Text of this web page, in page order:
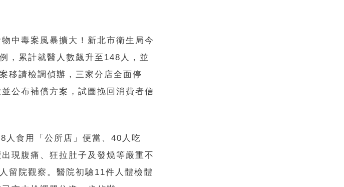
中毒案風暴擴大！新北市衛生局今
，累計就醫人數飆升至148人，並
移請檢調偵辦，三家分店全面停
公布補償方案，試圖挽回消費者信
人食用「公所店」便當、40人吃
現腹痛、狂拉肚子及發燒等嚴重不
留院觀察。醫院初驗11件人體檢體